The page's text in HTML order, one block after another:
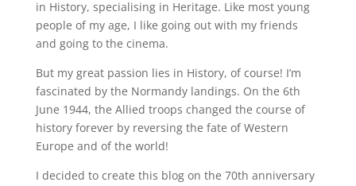
in History, specialising in Heritage. Like most young
people of my age, I like going out with my friends
and going to the cinema.
But my great passion lies in History, of course! I’m
fascinated by the Normandy landings. On the 6th
June 1944, the Allied troops changed the course of
history forever by reversing the fate of Western
Europe and of the world!
I decided to create this blog on the 70th anniversary